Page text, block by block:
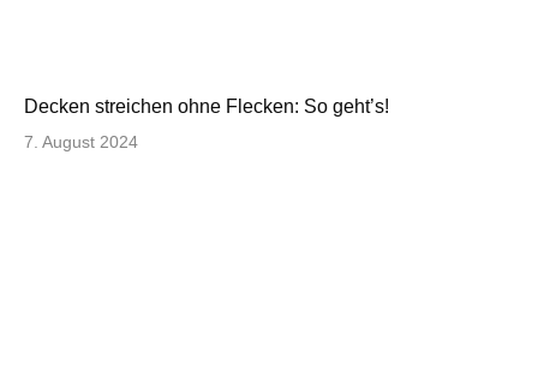
Decken streichen ohne Flecken: So geht’s!
7. August 2024